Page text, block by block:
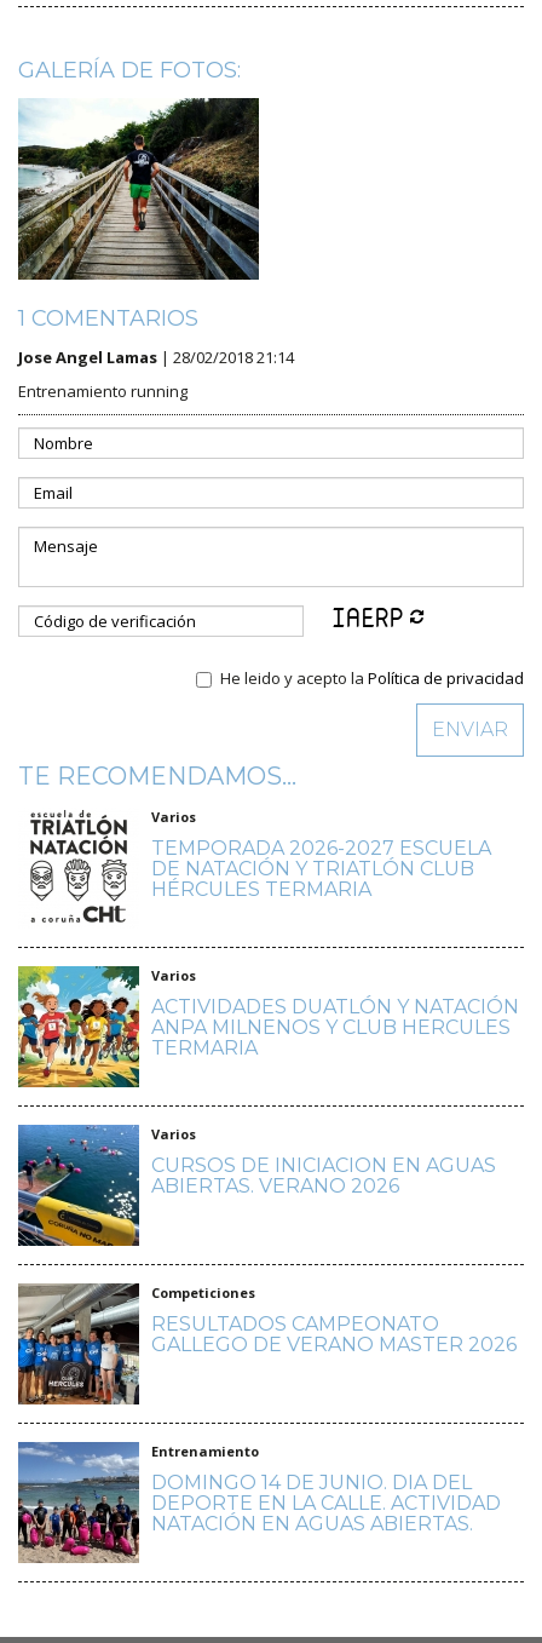
GALERÍA DE FOTOS:
1 COMENTARIOS
Jose Angel Lamas | 28/02/2018 21:14
Entrenamiento running
He leido y acepto la Política de privacidad
TE RECOMENDAMOS...
Varios
TEMPORADA 2026-2027 ESCUELA
DE NATACIÓN Y TRIATLÓN CLUB
HÉRCULES TERMARIA
Varios
ACTIVIDADES DUATLÓN Y NATACIÓN
ANPA MILNENOS Y CLUB HERCULES
TERMARIA
Varios
CURSOS DE INICIACION EN AGUAS
ABIERTAS. VERANO 2026
Competiciones
RESULTADOS CAMPEONATO
GALLEGO DE VERANO MASTER 2026
Entrenamiento
DOMINGO 14 DE JUNIO. DIA DEL
DEPORTE EN LA CALLE. ACTIVIDAD
NATACIÓN EN AGUAS ABIERTAS.